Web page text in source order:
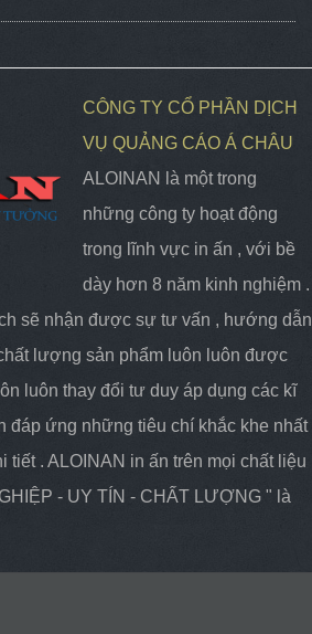
CÔNG TY CỔ PHẦN DỊCH
VỤ QUẢNG CÁO Á CHÂU
ALOINAN là một trong
những công ty hoạt động
trong lĩnh vực in ấn , với bề
dày hơn 8 năm kinh nghiệm .
sẽ nhận được sự tư vấn , hướng dẫn
lượng sản phẩm luôn luôn được
luôn thay đổi tư duy áp dụng các kĩ
đáp ứng những tiêu chí khắc khe nhất
tiết . ALOINAN in ấn trên mọi chất liệu
- UY TÍN - CHẤT LƯỢNG " là